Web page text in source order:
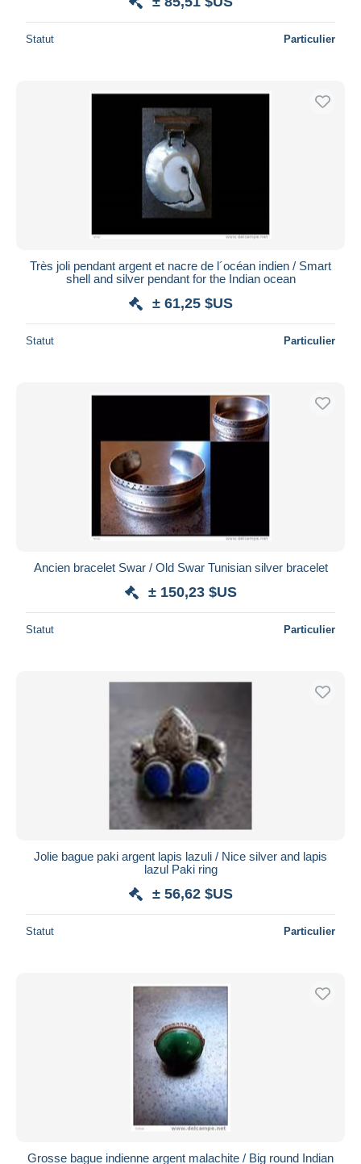
Statut Particulier
Très joli pendant argent et nacre de l´océan indien / Smart
shell and silver pendant for the Indian ocean
± 61,25 $US
Statut Particulier
Ancien bracelet Swar / Old Swar Tunisian silver bracelet
± 150,23 $US
Statut Particulier
Jolie bague paki argent lapis lazuli / Nice silver and lapis
lazul Paki ring
± 56,62 $US
Statut Particulier
Grosse bague indienne argent malachite / Big round Indian